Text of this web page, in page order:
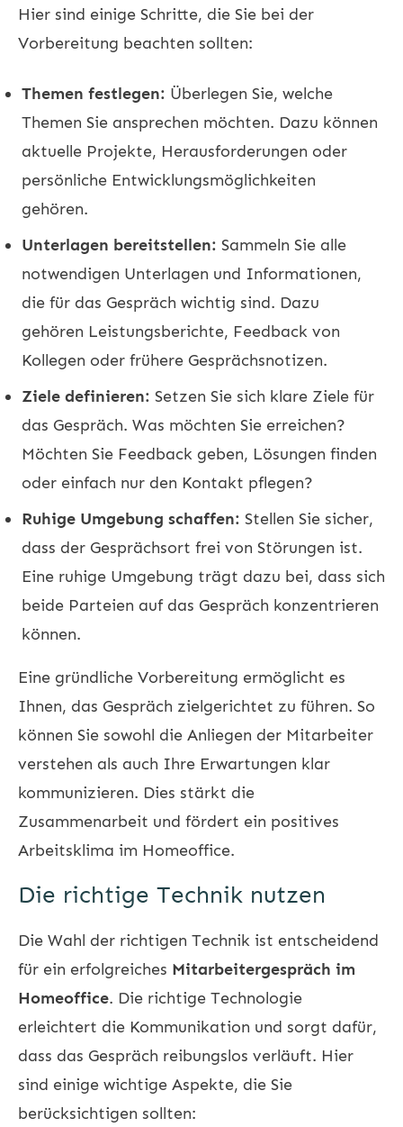
Hier sind einige Schritte, die Sie bei der
Vorbereitung beachten sollten:
Themen festlegen: Überlegen Sie, welche
Themen Sie ansprechen möchten. Dazu können
aktuelle Projekte, Herausforderungen oder
persönliche Entwicklungsmöglichkeiten
gehören.
Unterlagen bereitstellen: Sammeln Sie alle
notwendigen Unterlagen und Informationen,
die für das Gespräch wichtig sind. Dazu
gehören Leistungsberichte, Feedback von
Kollegen oder frühere Gesprächsnotizen.
Ziele definieren: Setzen Sie sich klare Ziele für
das Gespräch. Was möchten Sie erreichen?
Möchten Sie Feedback geben, Lösungen finden
oder einfach nur den Kontakt pflegen?
Ruhige Umgebung schaffen: Stellen Sie sicher,
dass der Gesprächsort frei von Störungen ist.
Eine ruhige Umgebung trägt dazu bei, dass sich
beide Parteien auf das Gespräch konzentrieren
können.
Eine gründliche Vorbereitung ermöglicht es
Ihnen, das Gespräch zielgerichtet zu führen. So
können Sie sowohl die Anliegen der Mitarbeiter
verstehen als auch Ihre Erwartungen klar
kommunizieren. Dies stärkt die
Zusammenarbeit und fördert ein positives
Arbeitsklima im Homeoffice.
Die richtige Technik nutzen
Die Wahl der richtigen Technik ist entscheidend
für ein erfolgreiches Mitarbeitergespräch im
Homeoffice. Die richtige Technologie
erleichtert die Kommunikation und sorgt dafür,
dass das Gespräch reibungslos verläuft. Hier
sind einige wichtige Aspekte, die Sie
berücksichtigen sollten: